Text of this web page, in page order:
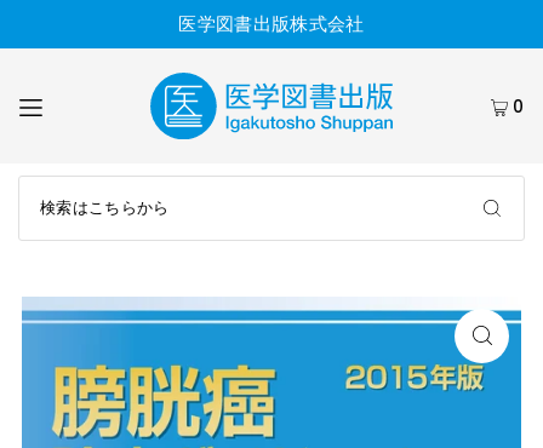
医学図書出版株式会社
0